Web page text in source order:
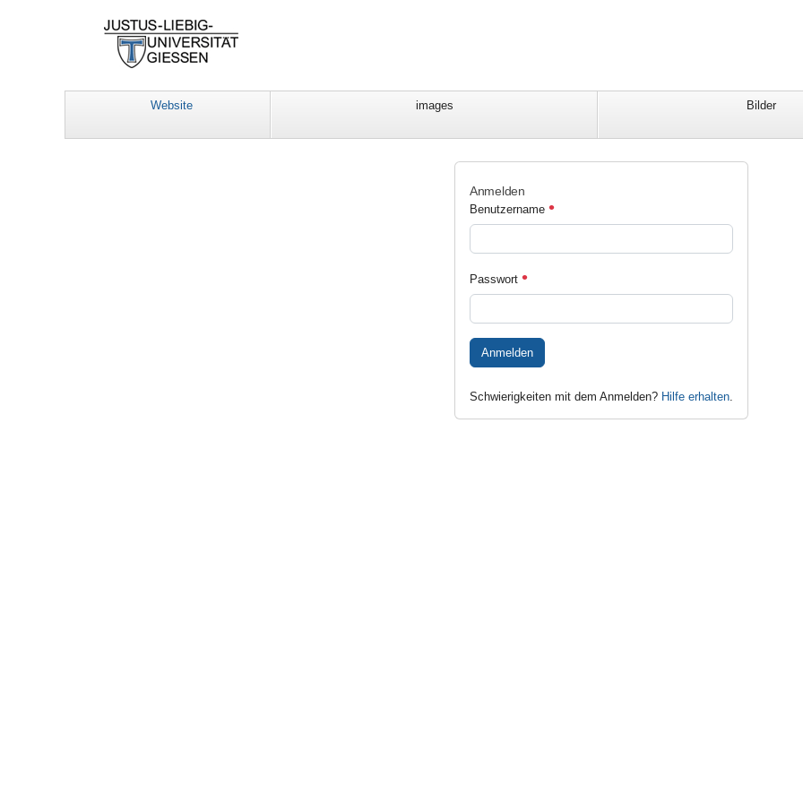
Website images Bilder
Anmelden
Benutzername
Passwort
Anmelden
Schwierigkeiten mit dem Anmelden? Hilfe erhalten.